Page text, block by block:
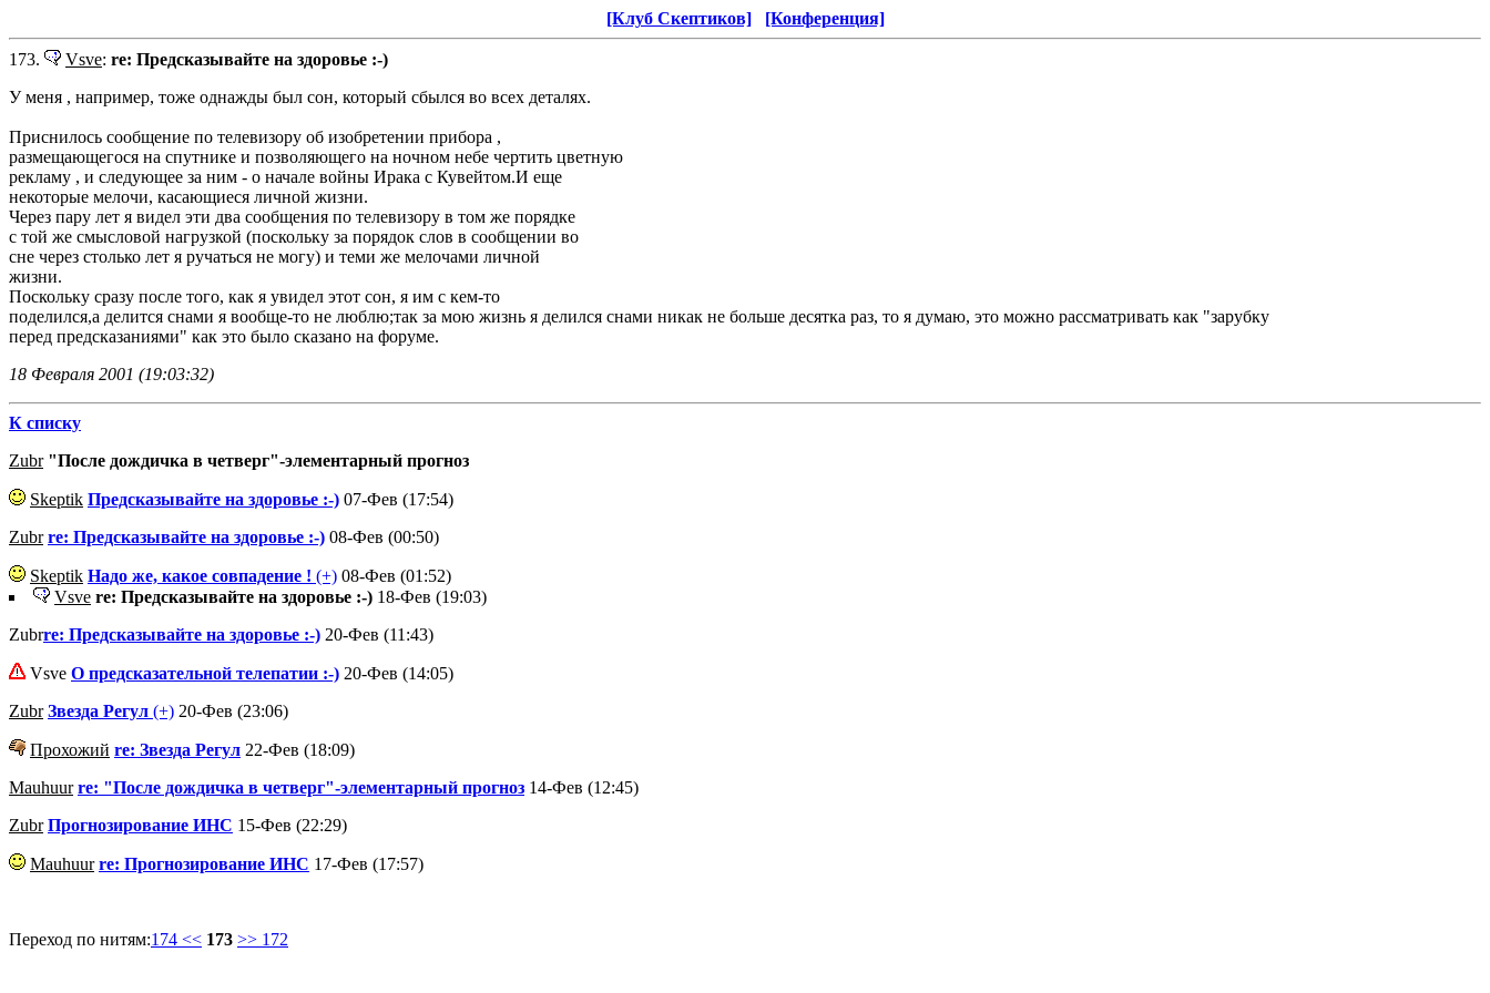
[Клуб Скептиков] [Конференция]
173. Vsve: re: Предсказывайте на здоровье :-)
У меня , например, тоже однажды был сон, который сбылся во всех деталях.
Приснилось сообщение по телевизору об изобретении прибора ,
размещающегося на спутнике и позволяющего на ночном небе чертить цветную
рекламу , и следующее за ним - о начале войны Ирака с Кувейтом.И еще
некоторые мелочи, касающиеся личной жизни.
Через пару лет я видел эти два сообщения по телевизору в том же порядке
с той же смысловой нагрузкой (поскольку за порядок слов в сообщении во
сне через столько лет я ручаться не могу) и теми же мелочами личной
жизни.
Поскольку сразу после того, как я увидел этот сон, я им с кем-то
поделился,а делится снами я вообще-то не люблю;так за мою жизнь я делился снами никак не больше десятка раз, то я думаю, это можно рассматривать как "зарубку
перед предсказаниями" как это было сказано на форуме.
18 Февраля 2001 (19:03:32)
К списку
Zubr "После дождичка в четверг"-элементарный прогноз
Skeptik Предсказывайте на здоровье :-) 07-Фев (17:54)
Zubr re: Предсказывайте на здоровье :-) 08-Фев (00:50)
Skeptik Надо же, какое совпадение ! (+) 08-Фев (01:52)
Vsve re: Предсказывайте на здоровье :-) 18-Фев (19:03)
Zubrre: Предсказывайте на здоровье :-) 20-Фев (11:43)
Vsve О предсказательной телепатии :-) 20-Фев (14:05)
Zubr Звезда Регул (+) 20-Фев (23:06)
Прохожий re: Звезда Регул 22-Фев (18:09)
Mauhuur re: "После дождичка в четверг"-элементарный прогноз 14-Фев (12:45)
Zubr Прогнозирование ИНС 15-Фев (22:29)
Mauhuur re: Прогнозирование ИНС 17-Фев (17:57)
Переход по нитям:174 << 173 >> 172